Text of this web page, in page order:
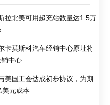
拉北美可用超充站数量达1.5万
卡莫斯科汽车经销中心原址将
中心
美国工会达成初步协议，为期
美元成本